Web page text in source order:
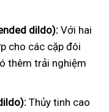
dildo): Với hai
cho các cặp đôi
thêm trải nghiệm
Thủy tinh cao